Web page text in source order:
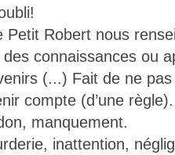
Petit Robert nous
connaissances ou
(...) Fait de ne pas
compte (d’une
manquement.
inattention,